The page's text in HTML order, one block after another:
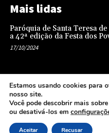
Mais lidas
Paróquia de Santa Teresa
a 42ª edição da Festa dos
17/10/2024
Representatividade na
escola na formação de uma
justa e equitativa
26/04/2024
Estamos usando cookies para
nosso site.
Você pode descobrir mais
ou desativá-los em
Aceitar Recusar